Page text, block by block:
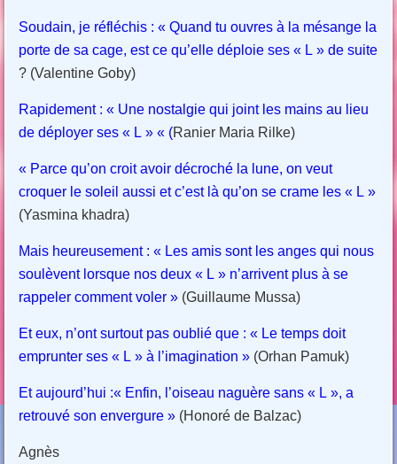
Soudain, je réfléchis : « Quand tu ouvres à la mésange la
porte de sa cage, est ce qu’elle déploie ses « L » de suite
? (Valentine Goby)
Rapidement : « Une nostalgie qui joint les mains au lieu
de déployer ses « L » « (Ranier Maria Rilke)
« Parce qu’on croit avoir décroché la lune, on veut
croquer le soleil aussi et c’est là qu’on se crame les « L »
(Yasmina khadra)
Mais heureusement :« Les amis sont les anges qui nous
soulèvent lorsque nos deux « L » n’arrivent plus à se
rappeler comment voler » (Guillaume Mussa)
Et eux, n’ont surtout pas oublié que :« Le temps doit
emprunter ses « L » à l’imagination » (Orhan Pamuk)
Et aujourd’hui :« Enfin, l’oiseau naguère sans « L », a
retrouvé son envergure » (Honoré de Balzac)
Agnès